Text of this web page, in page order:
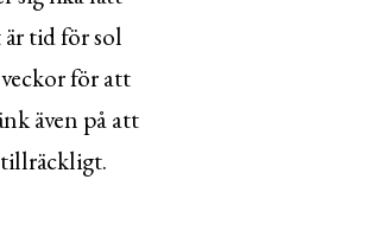
tid för sol
för att
även på att
tillräckligt.